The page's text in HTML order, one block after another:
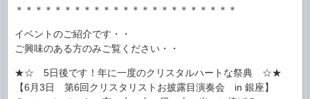
＊＊＊＊＊＊＊＊＊＊＊＊＊＊＊＊＊＊＊＊＊＊＊
イベントのご紹介です・・
ご興味のある方のみご覧ください・・
★☆ 5日後です！年に一度のクリスタルハートな祭典 ☆★
【6月3日 第6回クリスタリストお披露目演奏会 in 銀座】